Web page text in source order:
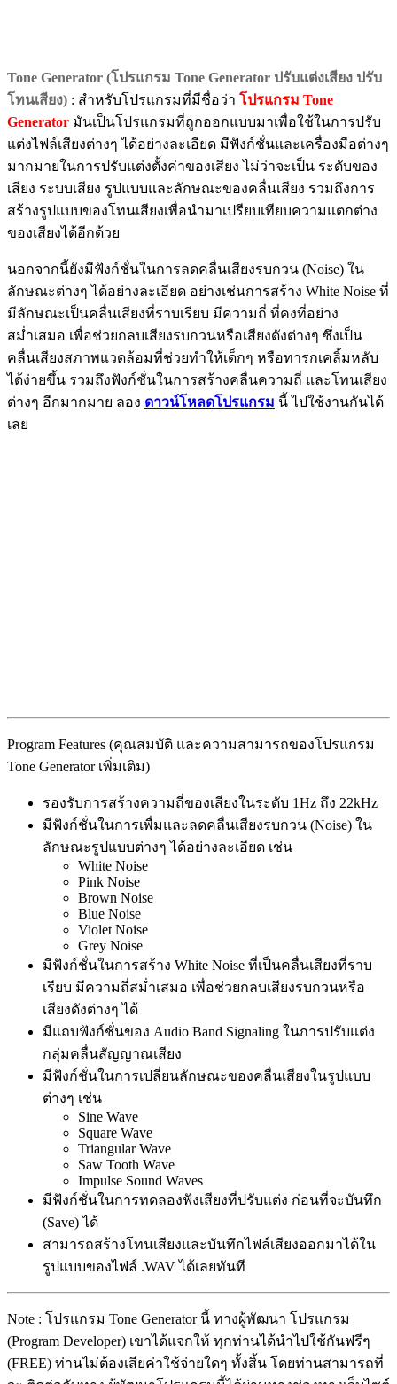
Tone Generator (โปรแกรม Tone Generator ปรับแต่งเสียง ปรับ
โทนเสียง) : สำหรับโปรแกรมที่มีชื่อว่า โปรแกรม Tone
Generator มันเป็นโปรแกรมที่ถูกออกแบบมาเพื่อใช้ในการปรับ
แต่งไฟล์เสียงต่างๆ ได้อย่างละเอียด มีฟังก์ชั่นและเครื่องมือต่างๆ
มากมายในการปรับแต่งตั้งค่าของเสียง ไม่ว่าจะเป็น ระดับของ
เสียง ระบบเสียง รูปแบบและลักษณะของคลื่นเสียง รวมถึงการ
สร้างรูปแบบของโทนเสียงเพื่อนำมาเปรียบเทียบความแตกต่าง
ของเสียงได้อีกด้วย
นอกจากนี้ยังมีฟังก์ชั่นในการลดคลื่นเสียงรบกวน (Noise) ใน
ลักษณะต่างๆ ได้อย่างละเอียด อย่างเช่นการสร้าง White Noise ที่
มีลักษณะเป็นคลื่นเสียงที่ราบเรียบ มีความถี่ ที่คงที่อย่าง
สม่ำเสมอ เพื่อช่วยกลบเสียงรบกวนหรือเสียงดังต่างๆ ซึ่งเป็น
คลื่นเสียงสภาพแวดล้อมที่ช่วยทำให้เด็กๆ หรือทารกเคลิ้มหลับ
ได้ง่ายขึ้น รวมถึงฟังก์ชั่นในการสร้างคลื่นความถี่ และโทนเสียง
ต่างๆ อีกมากมาย ลอง ดาวน์โหลดโปรแกรม นี้ ไปใช้งานกันได้
เลย
Program Features (คุณสมบัติ และความสามารถของโปรแกรม
Tone Generator เพิ่มเติม)
รองรับการสร้างความถี่ของเสียงในระดับ 1Hz ถึง 22kHz
มีฟังก์ชั่นในการเพื่มและลดคลื่นเสียงรบกวน (Noise) ใน
ลักษณะรูปแบบต่างๆ ได้อย่างละเอียด เช่น
White Noise
Pink Noise
Brown Noise
Blue Noise
Violet Noise
Grey Noise
มีฟังก์ชั่นในการสร้าง White Noise ที่เป็นคลื่นเสียงที่ราบ
เรียบ มีความถี่สม่ำเสมอ เพื่อช่วยกลบเสียงรบกวนหรือ
เสียงดังต่างๆ ได้
มีแถบฟังก์ชั่นของ Audio Band Signaling ในการปรับแต่ง
กลุ่มคลื่นสัญญาณเสียง
มีฟังก์ชั่นในการเปลี่ยนลักษณะของคลื่นเสียงในรูปแบบ
ต่างๆ เช่น
Sine Wave
Square Wave
Triangular Wave
Saw Tooth Wave
Impulse Sound Waves
มีฟังก์ชั่นในการทดลองฟังเสียงที่ปรับแต่ง ก่อนที่จะบันทึก
(Save) ได้
สามารถสร้างโทนเสียงและบันทึกไฟล์เสียงออกมาได้ใน
รูปแบบของไฟล์ .WAV ได้เลยทันที
Note : โปรแกรม Tone Generator นี้ ทางผู้พัฒนา โปรแกรม
(Program Developer) เขาได้แจกให้ ทุกท่านได้นำไปใช้กันฟรีๆ
(FREE) ท่านไม่ต้องเสียค่าใช้จ่ายใดๆ ทั้งสิ้น โดยท่านสามารถที่